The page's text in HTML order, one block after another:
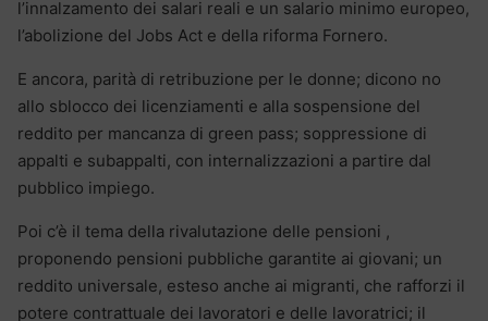
l’innalzamento dei salari reali e un salario minimo europeo,
l’abolizione del Jobs Act e della riforma Fornero.
E ancora, parità di retribuzione per le donne; dicono no
allo sblocco dei licenziamenti e alla sospensione del
reddito per mancanza di green pass; soppressione di
appalti e subappalti, con internalizzazioni a partire dal
pubblico impiego.
Poi c’è il tema della rivalutazione delle pensioni ,
proponendo pensioni pubbliche garantite ai giovani; un
reddito universale, esteso anche ai migranti, che rafforzi il
potere contrattuale dei lavoratori e delle lavoratrici; il